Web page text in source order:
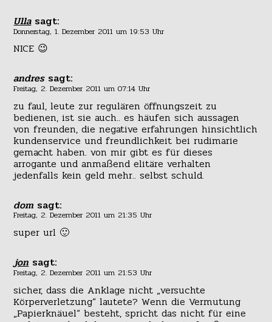
Ulla sagt:
Donnerstag, 1. Dezember 2011 um 19:53 Uhr
NICE 😉
andres sagt:
Freitag, 2. Dezember 2011 um 07:14 Uhr
zu faul, leute zur regulären öffnungszeit zu
bedienen, ist sie auch.. es häufen sich aussagen
von freunden, die negative erfahrungen hinsichtlich
kundenservice und freundlichkeit bei rudimarie
gemacht haben. von mir gibt es für dieses
arrogante und anmaßend elitäre verhalten
jedenfalls kein geld mehr.. selbst schuld.
dom sagt:
Freitag, 2. Dezember 2011 um 21:35 Uhr
super url 🙂
jon sagt:
Freitag, 2. Dezember 2011 um 21:53 Uhr
sicher, dass die Anklage nicht „versuchte
Körperverletzung“ lautete? Wenn die Vermutung
„Papierknäuel“ besteht, spricht das nicht für eine